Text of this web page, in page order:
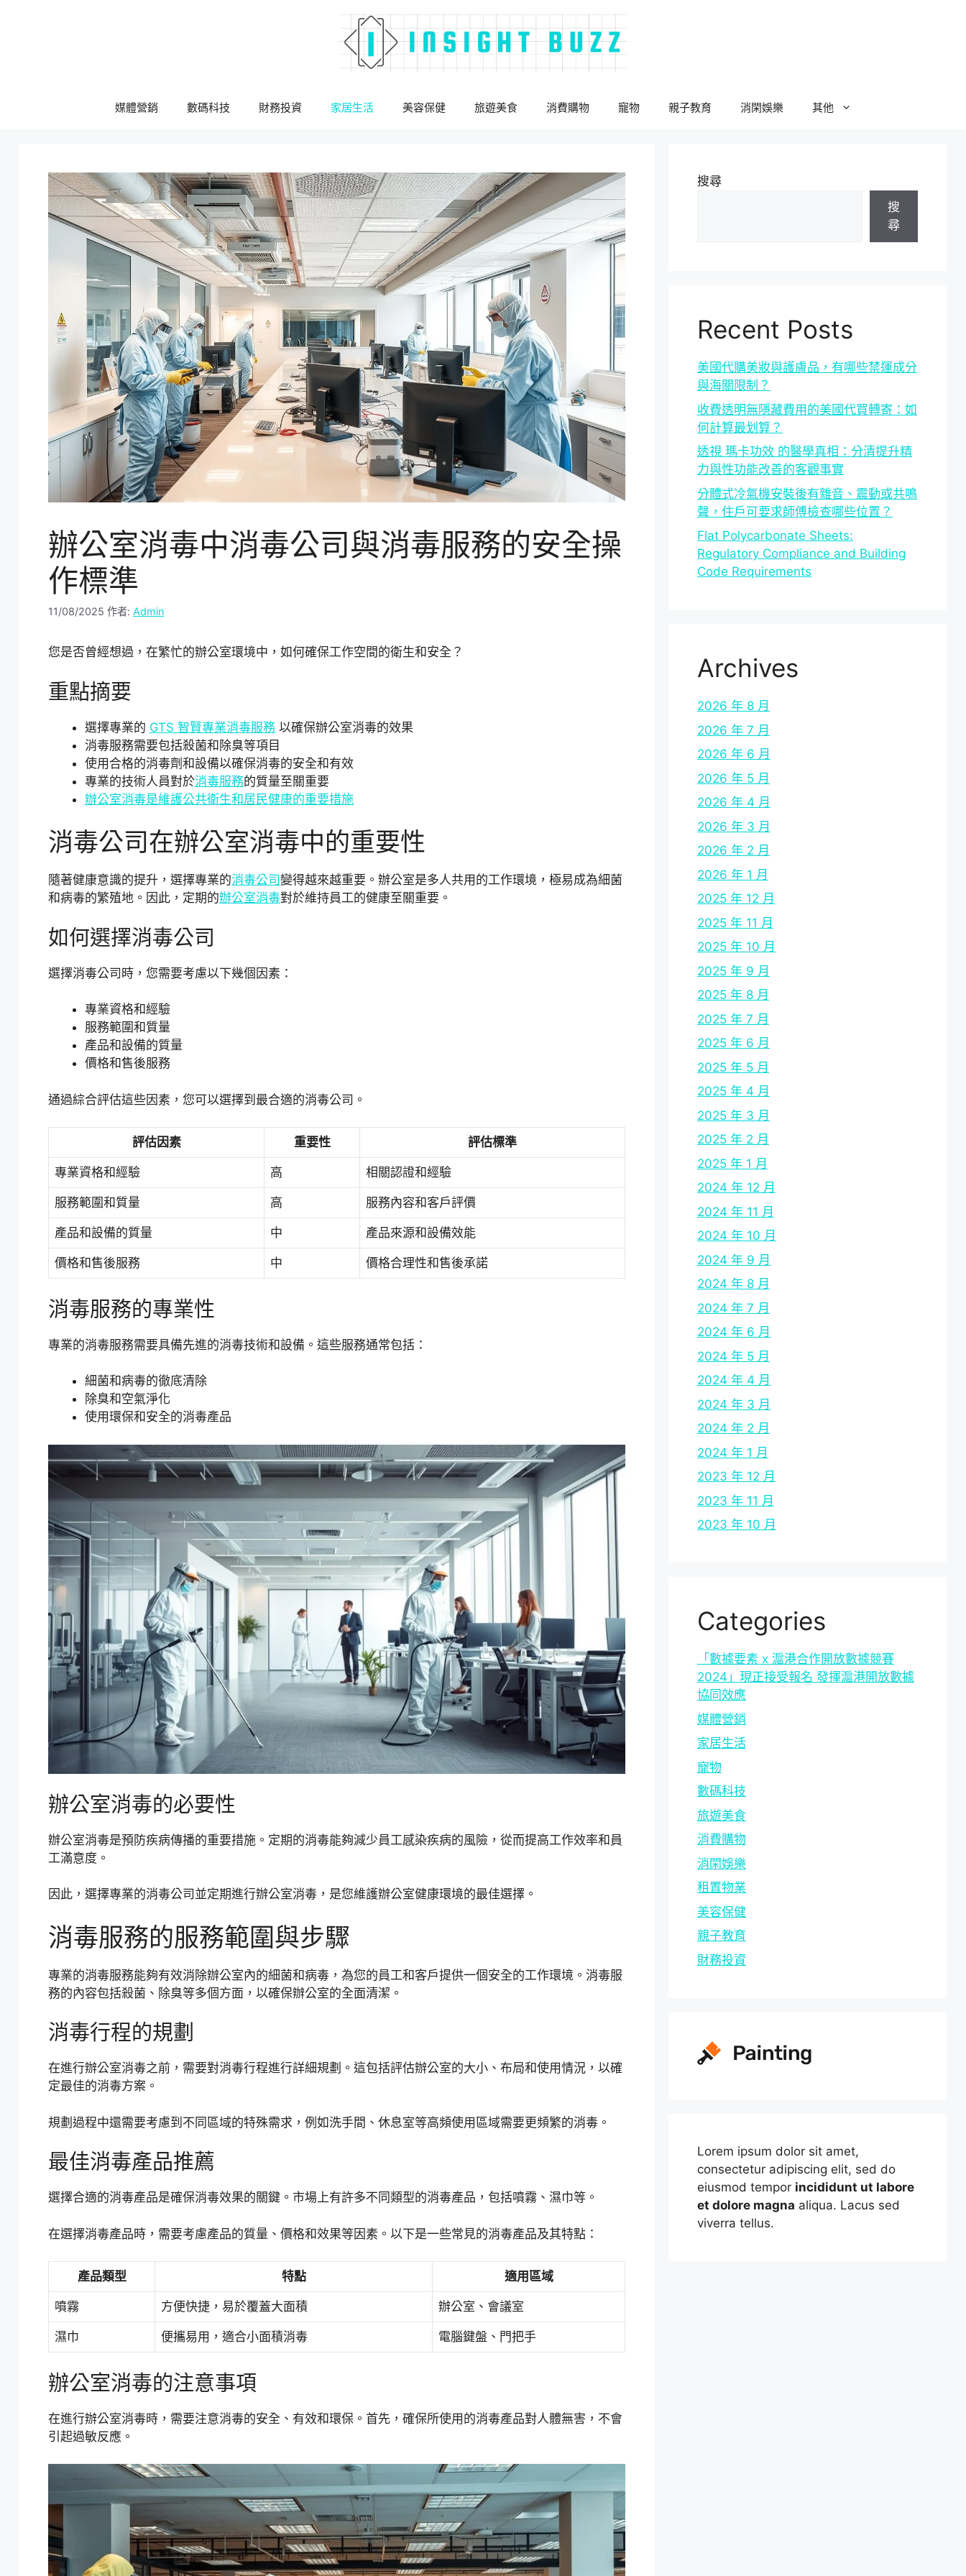
媒體營銷 數碼科技 財務投資 家居生活 美容保健 旅遊美食 消費購物 寵物 親子教育 消閑娛樂 其他
辦公室消毒中消毒公司與消毒服務的安全操
作標準
11/08/2025 作者: Admin
您是否曾經想過，在繁忙的辦公室環境中，如何確保工作空間的衛生和安全？
重點摘要
選擇專業的 GTS 智賢專業消毒服務 以確保辦公室消毒的效果
消毒服務需要包括殺菌和除臭等項目
使用合格的消毒劑和設備以確保消毒的安全和有效
專業的技術人員對於消毒服務的質量至關重要
辦公室消毒是維護公共衛生和居民健康的重要措施
消毒公司在辦公室消毒中的重要性
隨著健康意識的提升，選擇專業的消毒公司 變得越來越重要。辦公室是多人共用的工作環境，極易成為細菌
和病毒的繁殖地。因此，定期的辦公室消毒對於維持員工的健康至關重要。
如何選擇消毒公司
選擇消毒公司時，您需要考慮以下幾個因素：
專業資格和經驗
服務範圍和質量
產品和設備的質量
價格和售後服務
通過綜合評估這些因素，您可以選擇到最合適的消毒公司。
評估因素 重要性 評估標準
專業資格和經驗 高 相關認證和經驗
服務範圍和質量 高 服務內容和客戶評價
產品和設備的質量 中 產品來源和設備效能
價格和售後服務 中 價格合理性和售後承諾
消毒服務的專業性
專業的消毒服務需要具備先進的消毒技術和設備。這些服務通常包括：
細菌和病毒的徹底清除
除臭和空氣淨化
使用環保和安全的消毒產品
辦公室消毒的必要性
辦公室消毒是預防疾病傳播的重要措施。定期的消毒能夠減少員工感染疾病的風險，從而提高工作效率和員
工滿意度。
因此，選擇專業的消毒公司並定期進行辦公室消毒，是您維護辦公室健康環境的最佳選擇。
消毒服務的服務範圍與步驟
專業的消毒服務能夠有效消除辦公室內的細菌和病毒，為您的員工和客戶提供一個安全的工作環境。消毒服
務的內容包括殺菌、除臭等多個方面，以確保辦公室的全面清潔。
消毒行程的規劃
在進行辦公室消毒之前，需要對消毒行程進行詳細規劃。這包括評估辦公室的大小、布局和使用情況，以確
定最佳的消毒方案。
規劃過程中還需要考慮到不同區域的特殊需求，例如洗手間、休息室等高頻使用區域需要更頻繁的消毒。
最佳消毒產品推薦
選擇合適的消毒產品是確保消毒效果的關鍵。市場上有許多不同類型的消毒產品，包括噴霧、濕巾等。
在選擇消毒產品時，需要考慮產品的質量、價格和效果等因素。以下是一些常見的消毒產品及其特點：
產品類型 特點 適用區域
噴霧 方便快捷，易於覆蓋大面積 辦公室、會議室
濕巾 便攜易用，適合小面積消毒 電腦鍵盤、門把手
辦公室消毒的注意事項
在進行辦公室消毒時，需要注意消毒的安全、有效和環保。首先，確保所使用的消毒產品對人體無害，不會
引起過敏反應。
搜尋
搜
尋
Recent Posts
美國代購美妝與護膚品，有哪些禁運成分
與海關限制？
收費透明無隱藏費用的美國代買轉寄：如
何計算最划算？
透視 瑪卡功效 的醫學真相：分清提升精
力與性功能改善的客觀事實
分體式冷氣機安裝後有雜音、震動或共鳴
聲，住戶可要求師傅檢查哪些位置？
Flat Polycarbonate Sheets:
Regulatory Compliance and Building
Code Requirements
Archives
2026 年 8 月
2026 年 7 月
2026 年 6 月
2026 年 5 月
2026 年 4 月
2026 年 3 月
2026 年 2 月
2026 年 1 月
2025 年 12 月
2025 年 11 月
2025 年 10 月
2025 年 9 月
2025 年 8 月
2025 年 7 月
2025 年 6 月
2025 年 5 月
2025 年 4 月
2025 年 3 月
2025 年 2 月
2025 年 1 月
2024 年 12 月
2024 年 11 月
2024 年 10 月
2024 年 9 月
2024 年 8 月
2024 年 7 月
2024 年 6 月
2024 年 5 月
2024 年 4 月
2024 年 3 月
2024 年 2 月
2024 年 1 月
2023 年 12 月
2023 年 11 月
2023 年 10 月
Categories
「數據要素 x 滬港合作開放數據競賽
2024」現正接受報名 發揮滬港開放數據
協同效應
媒體營銷
家居生活
寵物
數碼科技
旅遊美食
消費購物
消閑娛樂
租置物業
美容保健
親子教育
財務投資
Lorem ipsum dolor sit amet,
consectetur adipiscing elit, sed do
eiusmod tempor incididunt ut labore
et dolore magna aliqua. Lacus sed
viverra tellus.